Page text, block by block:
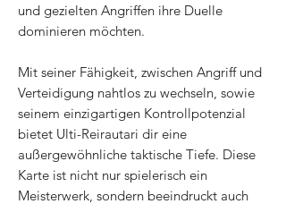
und gezielten Angriffen ihre Duelle
dominieren möchten.
Mit seiner Fähigkeit, zwischen Angriff und
Verteidigung nahtlos zu wechseln, sowie
seinem einzigartigen Kontrollpotenzial
bietet Ulti-Reirautari dir eine
außergewöhnliche taktische Tiefe. Diese
Karte ist nicht nur spielerisch ein
Meisterwerk, sondern beeindruckt auch